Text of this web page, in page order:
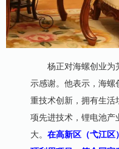
杨正对海螺创业为
示感谢。他表示，海螺
重技术创新，拥有生活
项先进技术，锂电池产
大。 在高新区（弋江区